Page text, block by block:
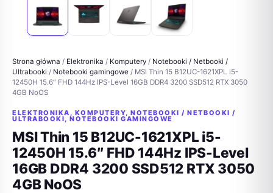
Strona główna / Elektronika / Komputery / Notebooki / Netbooki /
Ultrabooki / Notebooki gamingowe / MSI Thin 15 B12UC-1621XPL i5-
12450H 15.6″ FHD 144Hz IPS-Level 16GB DDR4 3200 SSD512 RTX 3050
4GB NoOS
ELEKTRONIKA , KOMPUTERY,NOTEBOOKI / NETBOOKI /
ULTRABOOKI,NOTEBOOKI GAMINGOWE
MSI Thin 15 B12UC-1621XPL i5-
12450H 15.6″ FHD 144Hz IPS-Level
16GB DDR4 3200 SSD512 RTX 3050
4GB NoOS